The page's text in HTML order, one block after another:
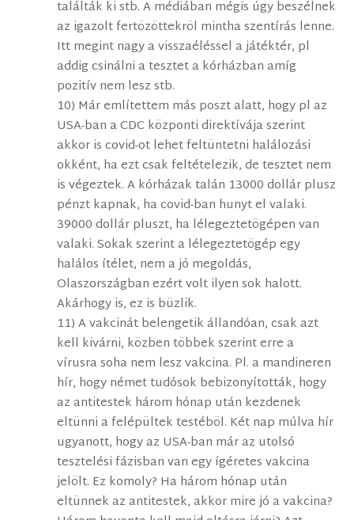
találták ki stb. A médiában mégis úgy beszélnek
az igazolt fertözöttekröl mintha szentírás lenne.
Itt megint nagy a visszaéléssel a játéktér, pl
addig csinálni a tesztet a kórházban amíg
pozitív nem lesz stb.
10) Már említettem más poszt alatt, hogy pl az
USA-ban a CDC központi direktívája szerint
akkor is covid-ot lehet feltüntetni halálozási
okként, ha ezt csak feltételezik, de tesztet nem
is végeztek. A kórházak talán 13000 dollár plusz
pénzt kapnak, ha covid-ban hunyt el valaki.
39000 dollár pluszt, ha lélegeztetögépen van
valaki. Sokak szerint a lélegeztetögép egy
halálos ítélet, nem a jó megoldás,
Olaszországban ezért volt ilyen sok halott.
Akárhogy is, ez is büzlik.
11) A vakcinát belengetik állandóan, csak azt
kell kivárni, közben többek szerint erre a
vírusra soha nem lesz vakcina. Pl. a mandineren
hír, hogy német tudósok bebizonyították, hogy
az antitestek három hónap után kezdenek
eltünni a felépültek testéböl. Két nap múlva hír
ugyanott, hogy az USA-ban már az utolsó
tesztelési fázisban van egy ígéretes vakcina
jelölt. Ez komoly? Ha három hónap után
eltünnek az antitestek, akkor mire jó a vakcina?